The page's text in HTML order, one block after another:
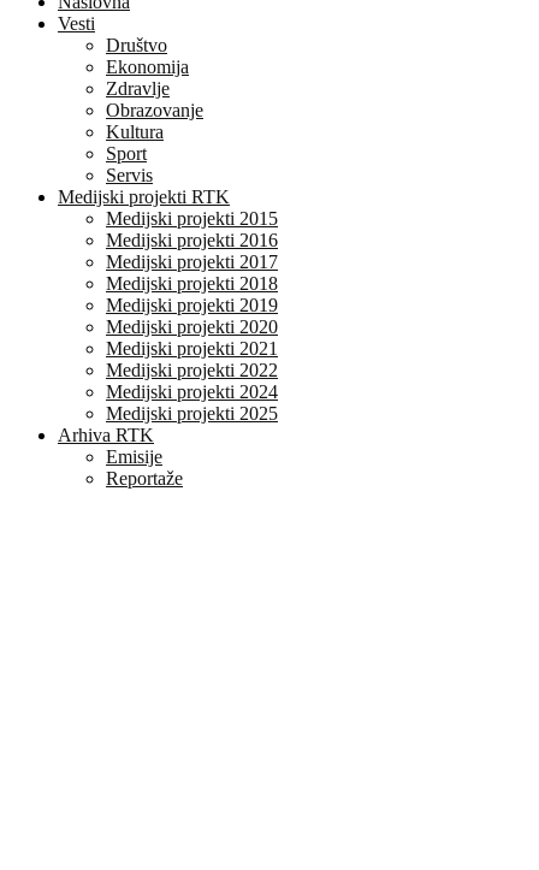
Vesti
Društvo
Ekonomija
Zdravlje
Obrazovanje
Kultura
Sport
Servis
Medijski projekti RTK
Medijski projekti 2015
Medijski projekti 2016
Medijski projekti 2017
Medijski projekti 2018
Medijski projekti 2019
Medijski projekti 2020
Medijski projekti 2021
Medijski projekti 2022
Medijski projekti 2024
Medijski projekti 2025
Arhiva RTK
Emisije
Reportaže